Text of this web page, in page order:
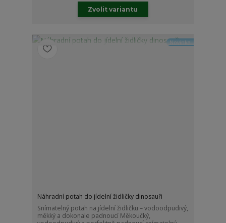
Zvolit variantu
Novinka
Náhradní potah do jídelní židličky dinosauři
Snímatelný potah na jídelní židličku – vodoodpudivý,
měkký a dokonale padnoucí Měkoučký,